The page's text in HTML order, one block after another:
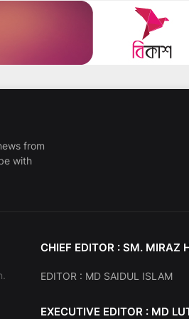
from
with
CHIEF EDITOR : SM. MIRAZ
EDITOR : MD SAIDUL ISLAM
EXECUTIVE EDITOR : MD